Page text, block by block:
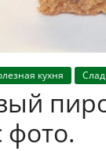
кухня
фото.